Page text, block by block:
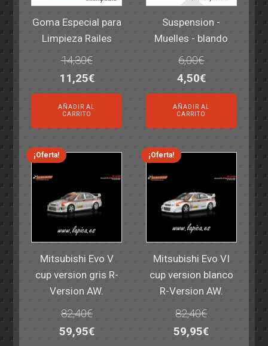
Goma Especial para
Limpieza Railes
14,30€
El
precio
original
era:
14,30€.
11,25€El
precio
actual
es:
11,25€.
AÑADIR AL
CARRITO
Suspension -
Muelles - blando
6,00€
El
precio
original
era:
6,00€.
4,50€El
precio
actual
es:
4,50€.
AÑADIR AL
CARRITO
¡Oferta!
Mitsubishi Evo V
cup version gris R-
Version AW.
82,40€
El
59,95€El
¡Oferta!
Mitsubishi Evo VI
cup version blanco
R-Version AW.
82,40€
El
59,95€El